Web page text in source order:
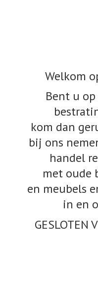
Welkom
Bent u
kom dan
bij ons
handel
met oude
en meubels
in en
GESLOTEN